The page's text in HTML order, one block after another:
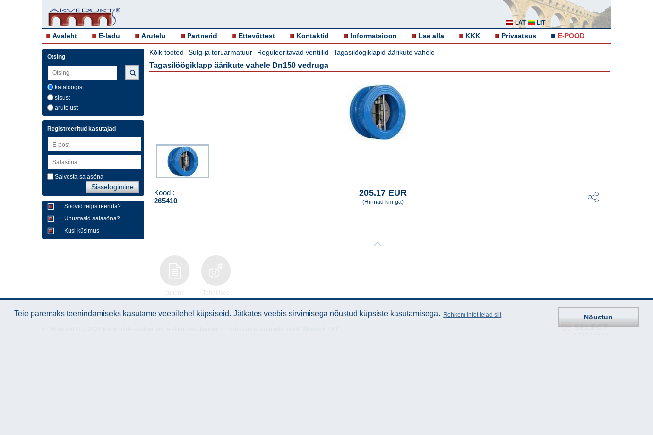
LAT LIT
Avaleht E-ladu Arutelu Partnerid Ettevõttest Kontaktid Informatsioon Lae alla KKK Privaatsus E-POOD
Otsing
kataloogist
sisust
arutelust
Registreeritud kasutajad
Salvesta salasõna
Soovid registreerida?
Unustasid salasõna?
Küsi küsimus
Kõik tooted - Sulg-ja toruarmatuur - Reguleeritavad ventiilid - Tagasilöögiklapid äärikute vahele
Tagasilöögiklapp äärikute vahele Dn150 vedruga
Kood :
265410
205.17 EUR
(Hinnad km-ga)
andmed
Teie paremaks teenindamiseks kasutame veebilehel küpsiseid. Jätkates veebis sirvimisega nõustud küpsiste kasutamisega. Rohkem infot leiad siit Nõustun